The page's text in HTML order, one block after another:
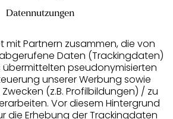
Datennutzungen
mit Partnern zusammen, die von
Daten (Trackingdaten)
pseudonymisierten
unserer Werbung sowie
(z.B. Profilbildungen) / zu
Vor diesem Hintergrund
die Erhebung der Trackingdaten